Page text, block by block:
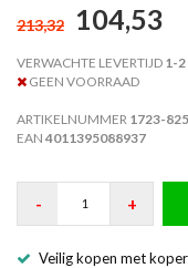
213,32 104,53
VERWACHTE LEVERTIJD 1-2
GEEN VOORRAAD
ARTIKELNUMMER 1723-825
EAN 4011395088937
- +
Veilig kopen met